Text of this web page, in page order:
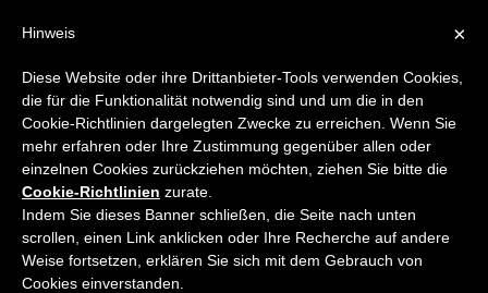
Home
Zur Pflege der Kunst
Herbsttagung
Michael Kurtz
×
Hinweis
Diese Website oder ihre Drittanbieter-Tools verwenden Cookies,
die für die Funktionalität notwendig sind und um die in den
Cookie-Richtlinien dargelegten Zwecke zu erreichen. Wenn Sie
mehr erfahren oder Ihre Zustimmung gegenüber allen oder
einzelnen Cookies zurückziehen möchten, ziehen Sie bitte die
Cookie-Richtlinien zurate.
Indem Sie dieses Banner schließen, die Seite nach unten
scrollen, einen Link anklicken oder Ihre Recherche auf andere
Weise fortsetzen, erklären Sie sich mit dem Gebrauch von
Cookies einverstanden.